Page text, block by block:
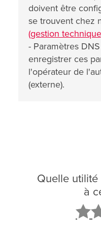
doivent être
se trouvent chez
(gestion
- Paramètres
enregistrer ces
l'opérateur de
(externe).
Quelle
à